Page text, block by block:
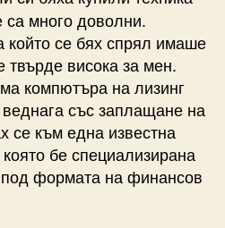
са много доволни.
който се бях спрял имаше
твърде висока за мен.
компютъра на лизинг
със заплащане на
се към една известна
бе специализирана
формата на финансов